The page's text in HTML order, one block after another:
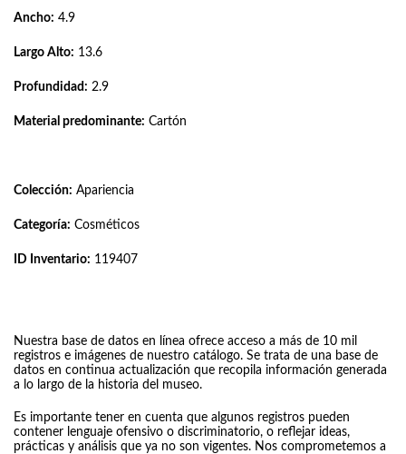
Ancho: 4.9
Largo Alto: 13.6
Profundidad: 2.9
Material predominante: Cartón
Colección: Apariencia
Categoría: Cosméticos
ID Inventario: 119407
Nuestra base de datos en línea ofrece acceso a más de 10 mil
registros e imágenes de nuestro catálogo. Se trata de una base de
datos en continua actualización que recopila información generada
a lo largo de la historia del museo.
Es importante tener en cuenta que algunos registros pueden
contener lenguaje ofensivo o discriminatorio, o reflejar ideas,
prácticas y análisis que ya no son vigentes. Nos comprometemos a